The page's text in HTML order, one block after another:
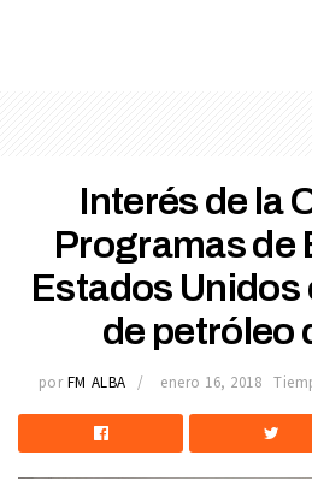
Interés de la
Programas de
Estados Unidos
de petróleo
por FM ALBA enero 16, 2018